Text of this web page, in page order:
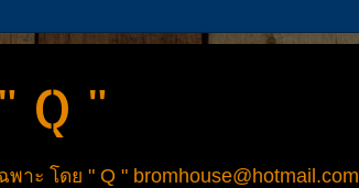
Q "
ะ โดย " Q " bromhouse@hotmail.com